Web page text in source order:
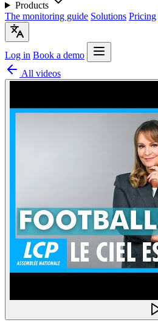
Products
The monitoring guide Solutions Pricing
Log in Book a demo
All videos